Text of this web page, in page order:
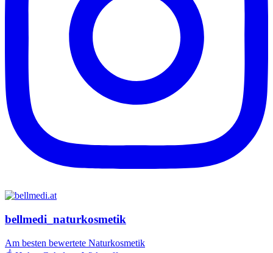
bellmedi_naturkosmetik
Am besten bewertete Naturkosmetik